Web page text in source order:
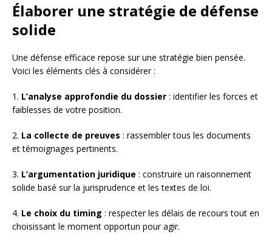
Élaborer une stratégie de défense
solide
Une défense efficace repose sur une stratégie bien pensée.
Voici les éléments clés à considérer :
1. L’analyse approfondie du dossier : identifier les forces et
faiblesses de votre position.
2. La collecte de preuves : rassembler tous les documents
et témoignages pertinents.
3. L’argumentation juridique : construire un raisonnement
solide basé sur la jurisprudence et les textes de loi.
4. Le choix du timing : respecter les délais de recours tout en
choisissant le moment opportun pour agir.